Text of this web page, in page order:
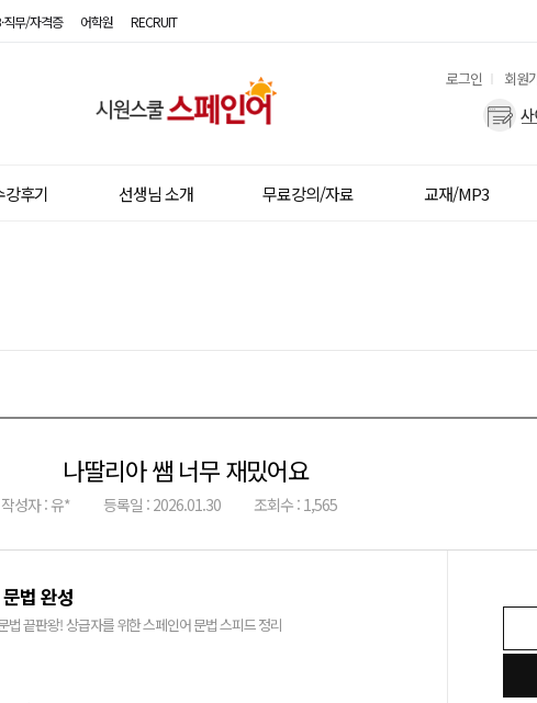
직무/자격증 어학원 RECRUIT
유
메
뉴
로그인 회원
사
메
강후기 선생님 소개 무료강의/자료 교재/MP3
나딸리아 쌤 너무 재밌어요
작성자 : 유* 등록일 : 2026.01.30 조회수 : 1,565
법 완성
법 끝판왕! 상급자를 위한 스페인어 문법 스피드 정리